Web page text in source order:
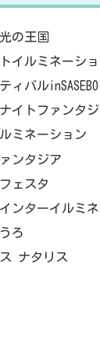
の王国
イルミネーシ
バルinSASEBO
イトファンタ
ミネーション
ンタジア
ェスタ
ンターイルミ
ろ
ナタリス